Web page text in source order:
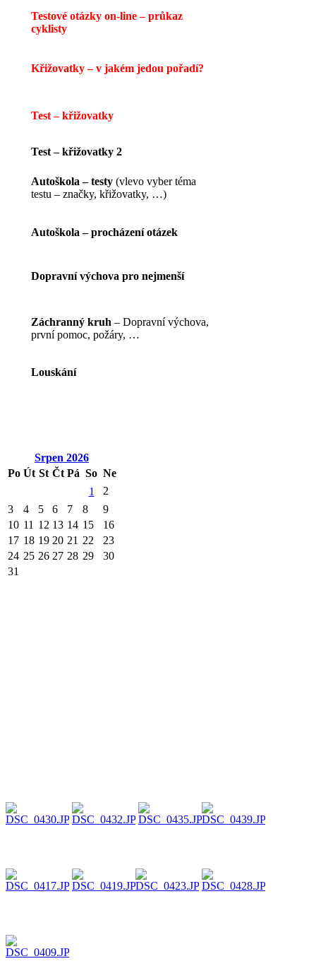
Testové otázky on-line – průkaz
cyklisty
Křižovatky – v jakém jedou pořadí?
Test – křižovatky
Test – křižovatky 2
Autoškola – testy (vlevo vyber téma
testu – značky, křižovatky, …)
Autoškola – procházení otázek
Dopravní výchova pro nejmenší
Záchranný kruh – Dopravní výchova,
první pomoc, požáry, …
Louskání
Srpen 2026
Po Út St Čt Pá So Ne
1
2
3
4 5 6 7 8
9
10 11 12 13 14 15
16
17 18 19 20 21 22
23
24 25 26 27 28 29
30
31